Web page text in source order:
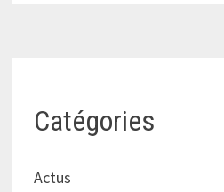
Catégories
Actus